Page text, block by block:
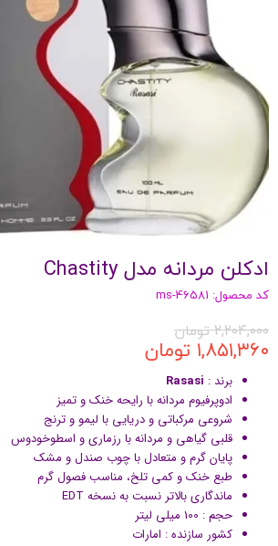
ادکلن مردانه مدل Chastity
کد محصول: ms-46581
۲,۲۰۴,۰۰۰ تومان
۱,۸۵۱,۳۶۰ تومان
برند : Rasasi
ادوپرفیوم مردانه با رایحه خنک و تمیز
شروعی مرکباتی و دریایی با لیمو و ترنج
قلبی گیاهی و مردانه با رزماری و اسطوخودوس
پایان گرم و متعادل با چوب صندل و مشک
طبع خنک و کمی تلخ، مناسب فصول گرم
ماندگاری بالاتر نسبت به نسخه EDT
حجم : 100 میلی لیتر
کشور سازنده : امارات